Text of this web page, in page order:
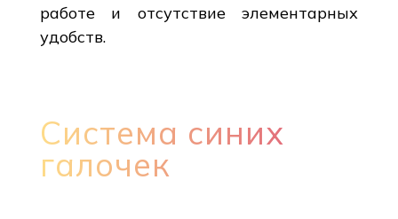
работе и отсутствие элементарных
удобств.
Система синих
галочек